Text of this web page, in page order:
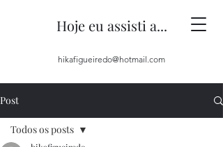
Hoje eu assisti a...
hikafigueiredo@hotmail.com
Post
Todos os posts